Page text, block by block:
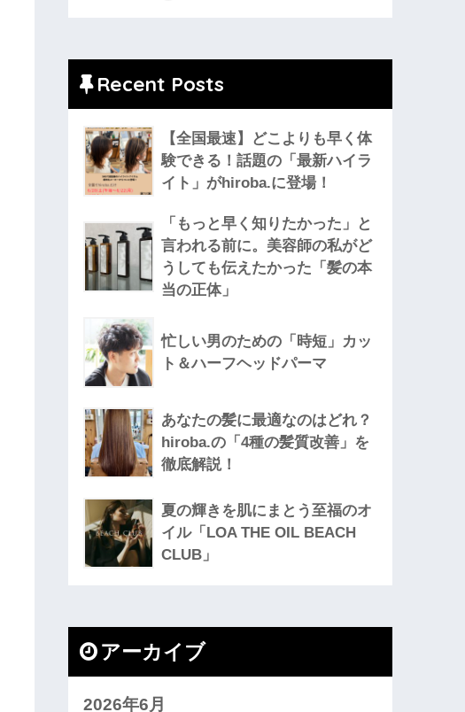
Recent Posts
【全国最速】どこよりも早く体
験できる！話題の「最新ハイラ
イト」がhiroba.に登場！
「もっと早く知りたかった」と
言われる前に。美容師の私がど
うしても伝えたかった「髪の本
当の正体」
忙しい男のための「時短」カッ
ト＆ハーフヘッドパーマ
あなたの髪に最適なのはどれ？
hiroba.の「4種の髪質改善」を
徹底解説！
夏の輝きを肌にまとう至福のオ
イル「LOA THE OIL BEACH
CLUB」
アーカイブ
2026年6月